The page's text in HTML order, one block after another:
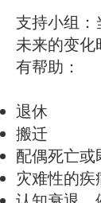
支持小组：
未来的变化
有帮助：
退休
搬迁
配偶死亡或
灾难性的疾